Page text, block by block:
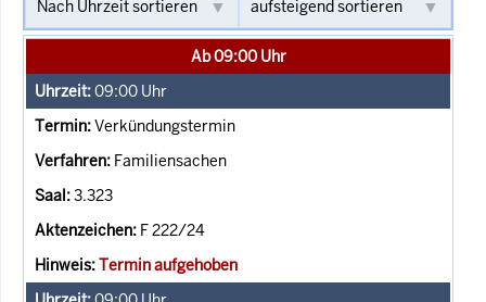
Ab 09:00 Uhr
09:00 Uhr
Verkündungstermin
Familiensachen
3.323
F 222/24
Termin aufgehoben